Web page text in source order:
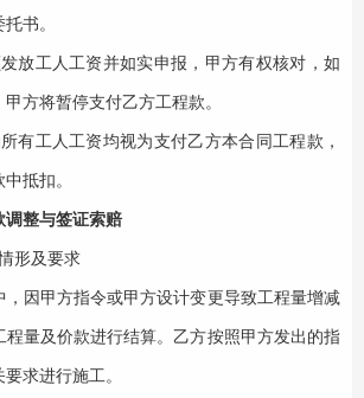
书。
放工人工资并如实申报，甲方有权核对，如
方将暂停支付乙方工程款。
有工人工资均视为支付乙方本合同工程款，
抵扣。
调整与签证索赔
形及要求
，因甲方指令或甲方设计变更导致工程量增减
程量及价款进行结算。乙方按照甲方发出的指
求进行施工。